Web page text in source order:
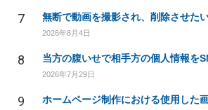
7
2026年8月4日
8
2026年7月29日
9